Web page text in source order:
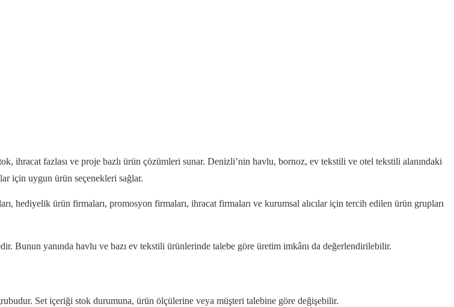
ihracat fazlası ve proje bazlı ürün çözümleri sunar. Denizli’nin havlu, bornoz, ev tekstili ve otel tekstili alanındaki
için uygun ürün seçenekleri sağlar.
hediyelik ürün firmaları, promosyon firmaları, ihracat firmaları ve kurumsal alıcılar için tercih edilen ürün grupları
Bunun yanında havlu ve bazı ev tekstili ürünlerinde talebe göre üretim imkânı da değerlendirilebilir.
Set içeriği stok durumuna, ürün ölçülerine veya müşteri talebine göre değişebilir.